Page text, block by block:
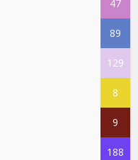
47
89
129
8
9
188